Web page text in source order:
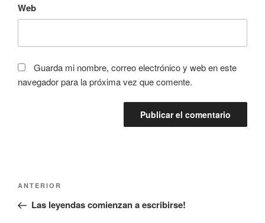
Web
Guarda mi nombre, correo electrónico y web en este
navegador para la próxima vez que comente.
Navegación
entradas
Entrada
anterior:
ANTERIOR
Las leyendas comienzan a escribirse!